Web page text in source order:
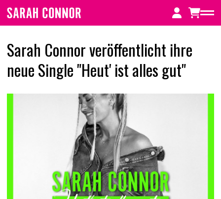
Zum
Inhalt
springen
Home
NEWS
FREIGEISTIN (SPECIAL DELUXE EDITION)
MUTTERSPRACHE (10 Jahre Jubiläumsedition)
Sarah Connor veröffentlicht ihre
neue Single "Heut' ist alles gut"